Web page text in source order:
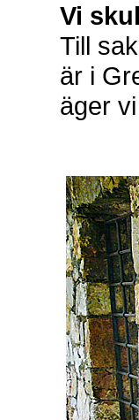
Vi
Till
är i
äger